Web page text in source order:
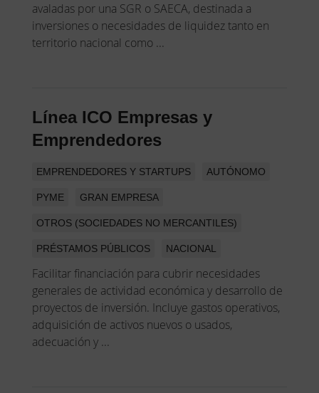
avaladas por una SGR o SAECA, destinada a
inversiones o necesidades de liquidez tanto en
territorio nacional como ...
Línea ICO Empresas y
Emprendedores
EMPRENDEDORES Y STARTUPS AUTÓNOMO
PYME GRAN EMPRESA
OTROS (SOCIEDADES NO MERCANTILES)
PRÉSTAMOS PÚBLICOS NACIONAL
Facilitar financiación para cubrir necesidades
generales de actividad económica y desarrollo de
proyectos de inversión. Incluye gastos operativos,
adquisición de activos nuevos o usados,
adecuación y ...